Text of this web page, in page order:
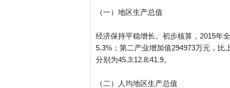
（一）地区生产总值
经济保持平稳增长。初步核算，2015年
5.3%；第二产业增加值294973万元，比
分别为45.3:12.8:41.9。
（二）人均地区生产总值